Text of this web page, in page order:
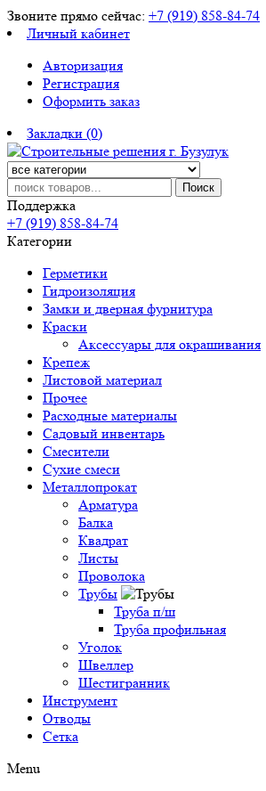
Звоните прямо сейчас: +7 (919) 858-84-74
Личный кабинет
Авторизация
Регистрация
Оформить заказ
Закладки (0)
Поиск
Поддержка
+7 (919) 858-84-74
Категории
Герметики
Гидроизоляция
Замки и дверная фурнитура
Краски
Аксессуары для окрашивания
Крепеж
Листовой материал
Прочее
Расходные материалы
Садовый инвентарь
Смесители
Сухие смеси
Металлопрокат
Арматура
Балка
Квадрат
Листы
Проволока
Трубы
Труба п/ш
Труба профильная
Уголок
Швеллер
Шестигранник
Инструмент
Отводы
Сетка
Menu